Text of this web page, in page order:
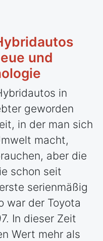
und
in
geworden
in der man sich
macht,
aber die
schon seit
serienmäßig
war der Toyota
In dieser Zeit
Wert mehr als